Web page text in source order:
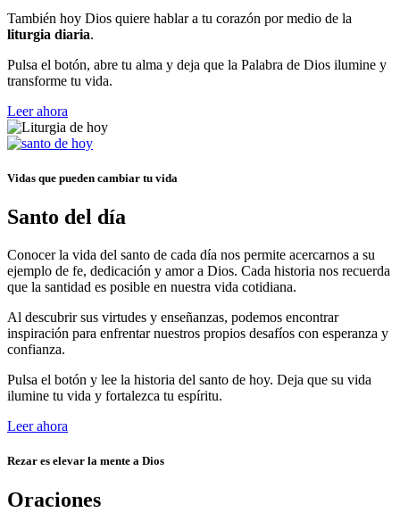
También hoy Dios quiere hablar a tu corazón por medio de la
liturgia diaria.
Pulsa el botón, abre tu alma y deja que la Palabra de Dios ilumine y
transforme tu vida.
Leer ahora
Vidas que pueden cambiar tu vida
Santo del día
Conocer la vida del santo de cada día nos permite acercarnos a su
ejemplo de fe, dedicación y amor a Dios. Cada historia nos recuerda
que la santidad es posible en nuestra vida cotidiana.
Al descubrir sus virtudes y enseñanzas, podemos encontrar
inspiración para enfrentar nuestros propios desafíos con esperanza y
confianza.
Pulsa el botón y lee la historia del santo de hoy. Deja que su vida
ilumine tu vida y fortalezca tu espíritu.
Leer ahora
Rezar es elevar la mente a Dios
Oraciones